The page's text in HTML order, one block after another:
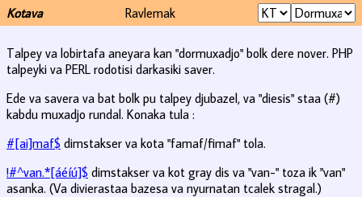
Kotava Ravlemak
Talpey va lobirtafa aneyara kan "dormuxadjo" bolk dere nover. PHP
talpeyki va PERL rodotisi darkasiki saver.
Ede va savera va bat bolk pu talpey djubazel, va "diesis" staa (#)
kabdu muxadjo rundal. Konaka tula :
#[ai]maf$ dimstakser va kota "famaf/fimaf" tola.
!#^van.*[áéíú]$ dimstakser va kot gray dis va "van-" toza ik "van"
asanka. (Va divierastaa bazesa va nyurnatan tcalek stragal.)